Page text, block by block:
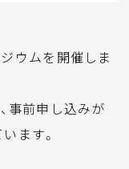
ウムを開催しま
事前申し込みが
ます。